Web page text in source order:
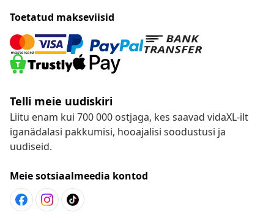
Toetatud makseviisid
Telli meie uudiskiri
Liitu enam kui 700 000 ostjaga, kes saavad vidaXL-ilt
iganädalasi pakkumisi, hooajalisi soodustusi ja
uudiseid.
Meie sotsiaalmeedia kontod